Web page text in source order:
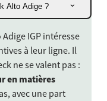
Alto Adige ?
IGP intéresse
à leur ligne. Il
ne se valent pas :
en matières
avec une part